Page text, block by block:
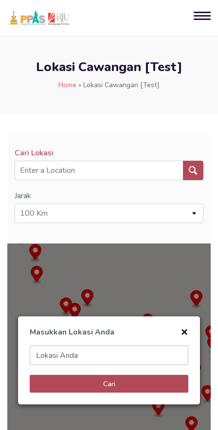
Lokasi Cawangan [Test]
Home » Lokasi Cawangan [Test]
Cari Lokasi
Jarak
100 Km
Masukkan Lokasi Anda
Lokasi Anda
Cari